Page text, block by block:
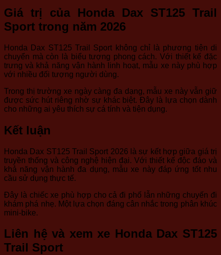
Giá trị của Honda Dax ST125 Trail
Sport trong năm 2026
Honda Dax ST125 Trail Sport không chỉ là phương tiện di
chuyển mà còn là biểu tượng phong cách. Với thiết kế đặc
trưng và khả năng vận hành linh hoạt, mẫu xe này phù hợp
với nhiều đối tượng người dùng.
Trong thị trường xe ngày càng đa dạng, mẫu xe này vẫn giữ
được sức hút riêng nhờ sự khác biệt. Đây là lựa chọn dành
cho những ai yêu thích sự cá tính và tiện dụng.
Kết luận
Honda Dax ST125 Trail Sport 2026 là sự kết hợp giữa giá trị
truyền thống và công nghệ hiện đại. Với thiết kế độc đáo và
khả năng vận hành đa dụng, mẫu xe này đáp ứng tốt nhu
cầu sử dụng thực tế.
Đây là chiếc xe phù hợp cho cả đi phố lẫn những chuyến đi
khám phá nhẹ. Một lựa chọn đáng cân nhắc trong phân khúc
mini-bike.
Liên hệ và xem xe Honda Dax ST125
Trail Sport